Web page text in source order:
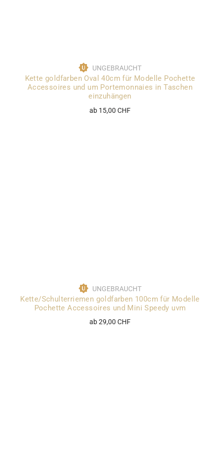
UNGEBRAUCHT
Kette goldfarben Oval 40cm für Modelle Pochette
Accessoires und um Portemonnaies in Taschen
einzuhängen
ab 15,00 CHF
UNGEBRAUCHT
Kette/Schulterriemen goldfarben 100cm für Modelle
Pochette Accessoires und Mini Speedy uvm
ab 29,00 CHF